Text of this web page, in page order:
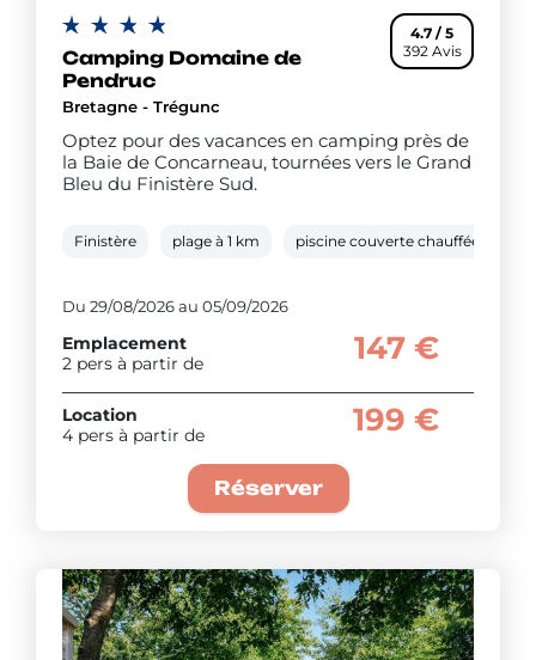
4.7 / 5
392 Avis
Camping Domaine de
Pendruc
Bretagne - Trégunc
Optez pour des vacances en camping près de
la Baie de Concarneau, tournées vers le Grand
Bleu du Finistère Sud.
Finistère plage à 1 km piscine couverte chauffée
Du 29/08/2026 au 05/09/2026
Emplacement
2 pers à partir de
147 €
Location
4 pers à partir de
199 €
Réserver